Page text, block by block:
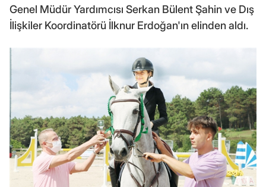
Genel Müdür Yardımcısı Serkan Bülent Şahin ve Dış
İlişkiler Koordinatörü İlknur Erdoğan'ın elinden aldı.